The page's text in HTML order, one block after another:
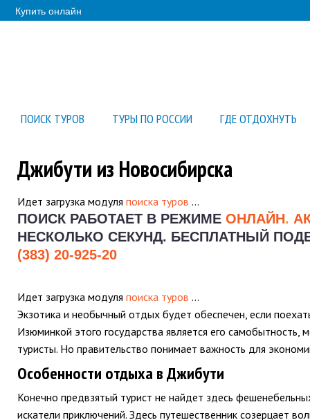
Купить онлайн
ПОИСК ТУРОВ ТУРЫ ПО РОССИИ ГДЕ ОТДОХНУТЬ
Джибути из Новосибирска
Идет загрузка модуля поиска туров …
ПОИСК РАБОТАЕТ В РЕЖИМЕ ОНЛАЙН.
НЕСКОЛЬКО СЕКУНД. БЕСПЛАТНЫЙ
(383) 20-925-20
Идет загрузка модуля поиска туров …
Экзотика и необычный отдых будет обеспечен, если
Изюминкой этого государства является его
туристы. Но правительство понимает важность для
Особенности отдыха в Джибути
Конечно предвзятый турист не найдет здесь
искатели приключений. Здесь путешественник созерцает